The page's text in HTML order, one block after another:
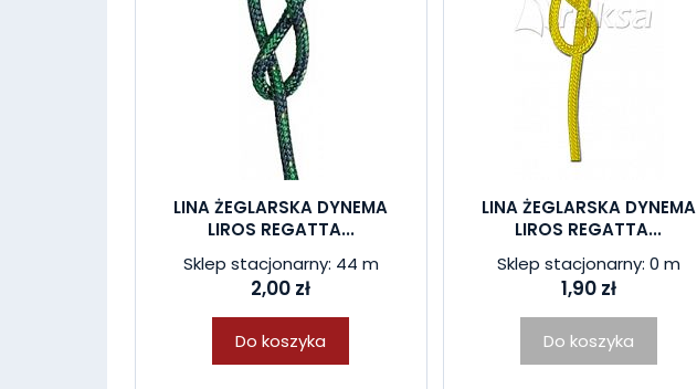
LINA ŻEGLARSKA DYNEMA
LIROS REGATTA...
Sklep stacjonarny: 44 m
2,00 zł
Do koszyka
LINA ŻEGLARSKA DYNEMA
LIROS REGATTA...
Sklep stacjonarny: 0 m
1,90 zł
Do koszyka